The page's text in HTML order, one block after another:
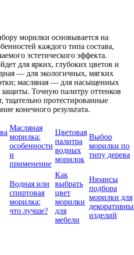
морилки основывается на
каждого типа состава,
эстетического эффекта.
для ярких, глубоких цветов и
— для экологичных, мягких
масляная — для насыщенных
Точную палитру оттенков
тщательно протестированные
конечного результата.
Масляная
морилка:
особенности
и
применение
Цветовая
палитра
водных
морилок
Выбор
морилки по
типу дерева
Водная или
спиртовая
морилка:
что лучше?
Как
выбрать
цвет
морилки
для
мебели
Нюансы
подбора
морилки для
изделий